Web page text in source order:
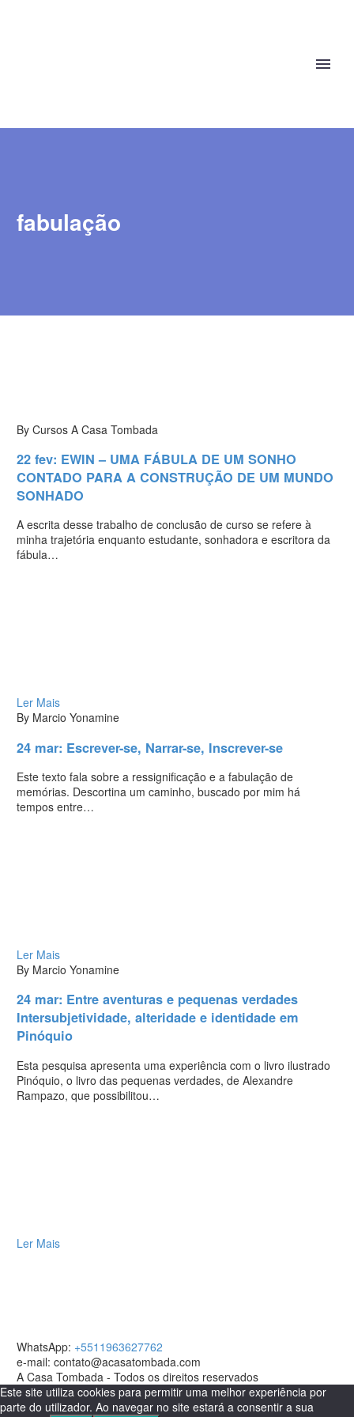
fabulação
By Cursos A Casa Tombada
22 fev: EWIN – UMA FÁBULA DE UM SONHO
CONTADO PARA A CONSTRUÇÃO DE UM MUNDO
SONHADO
A escrita desse trabalho de conclusão de curso se refere à
minha trajetória enquanto estudante, sonhadora e escritora da
fábula…
Ler Mais
By Marcio Yonamine
24 mar: Escrever-se, Narrar-se, Inscrever-se
Este texto fala sobre a ressignificação e a fabulação de
memórias. Descortina um caminho, buscado por mim há
tempos entre…
Ler Mais
By Marcio Yonamine
24 mar: Entre aventuras e pequenas verdades
Intersubjetividade, alteridade e identidade em
Pinóquio
Esta pesquisa apresenta uma experiência com o livro ilustrado
Pinóquio, o livro das pequenas verdades, de Alexandre
Rampazo, que possibilitou…
Ler Mais
WhatsApp: +5511963627762
e-mail: contato@acasatombada.com
A Casa Tombada - Todos os direitos reservados
Este site utiliza cookies para permitir uma melhor experiência por
parte do utilizador. Ao navegar no site estará a consentir a sua